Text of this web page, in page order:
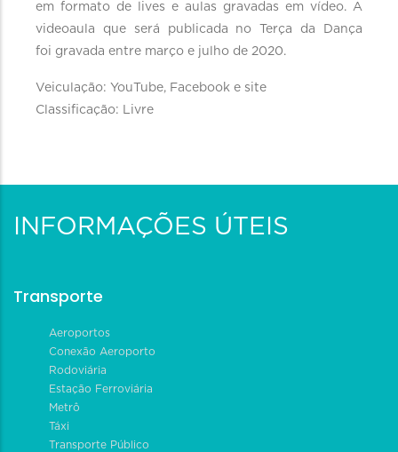
em formato de lives e aulas gravadas em vídeo. A
videoaula que será publicada no Terça da Dança
foi gravada entre março e julho de 2020.
Veiculação: YouTube, Facebook e site
Classificação: Livre
INFORMAÇÕES ÚTEIS
Transporte
Aeroportos
Conexão Aeroporto
Rodoviária
Estação Ferroviária
Metrô
Táxi
Transporte Público